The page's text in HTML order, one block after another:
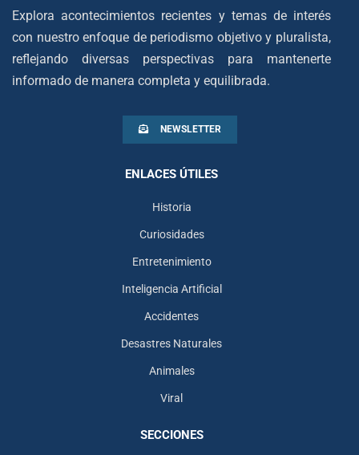
Explora acontecimientos recientes y temas de interés
con nuestro enfoque de periodismo objetivo y pluralista,
reflejando diversas perspectivas para mantenerte
informado de manera completa y equilibrada.
NEWSLETTER
ENLACES ÚTILES
Historia
Curiosidades
Entretenimiento
Inteligencia Artificial
Accidentes
Desastres Naturales
Animales
Viral
SECCIONES